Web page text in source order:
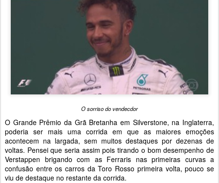
O sorriso do vendecdor
O Grande Prêmio da Grã Bretanha em Silverstone, na Inglaterra,
poderia ser mais uma corrida em que as maiores emoções
acontecem na largada, sem muitos destaques por dezenas de
voltas. Pensei que seria assim pois tirando o bom desempenho de
Verstappen brigando com as Ferraris nas primeiras curvas a
confusão entre os carros da Toro Rosso primeira volta, pouco se
viu de destaque no restante da corrida.